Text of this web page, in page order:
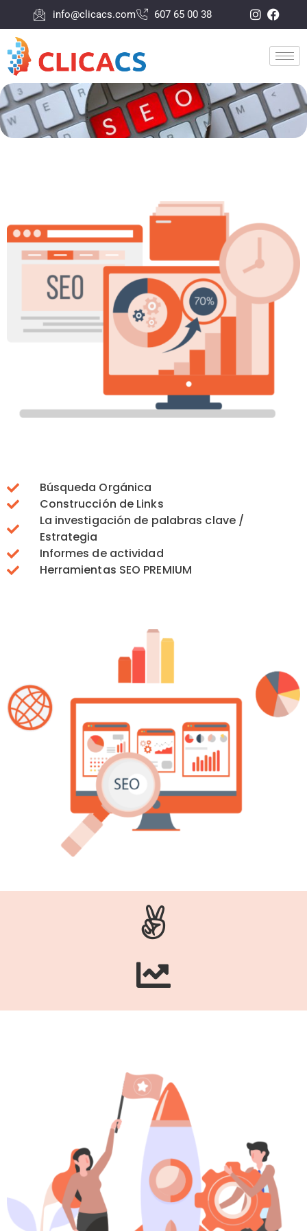
info@clicacs.com 607 65 00 38
Búsqueda Orgánica
Construcción de Links
La investigación de palabras clave /
Estrategia
Informes de actividad
Herramientas SEO PREMIUM